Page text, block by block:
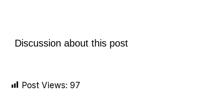
Discussion about this post
Post Views: 97